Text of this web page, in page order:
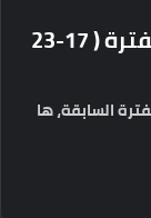
ملخص أخبار الاسبوع الماضي عن الفترة ( 17-23
السابقة، ها